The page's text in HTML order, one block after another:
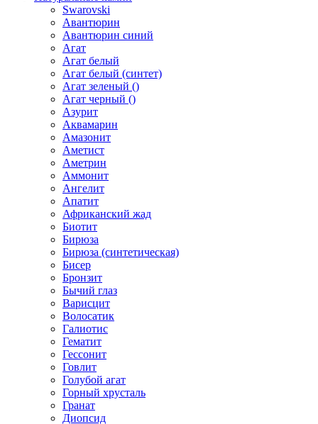
Swarovski
Авантюрин
Авантюрин синий
Агат
Агат белый
Агат белый (синтет)
Агат зеленый ()
Агат черный ()
Азурит
Аквамарин
Амазонит
Аметист
Аметрин
Аммонит
Ангелит
Апатит
Африканский жад
Биотит
Бирюза
Бирюза (синтетическая)
Бисер
Бронзит
Бычий глаз
Варисцит
Волосатик
Галиотис
Гематит
Гессонит
Говлит
Голубой агат
Горный хрусталь
Гранат
Диопсид